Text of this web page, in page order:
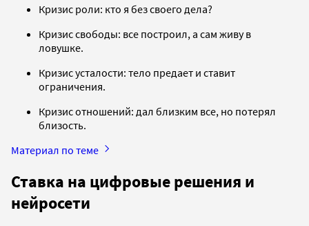
Кризис роли: кто я без своего дела?
Кризис свободы: все построил, а сам живу в
ловушке.
Кризис усталости: тело предает и ставит
ограничения.
Кризис отношений: дал близким все, но потерял
близость.
Материал по теме
Ставка на цифровые решения и
нейросети